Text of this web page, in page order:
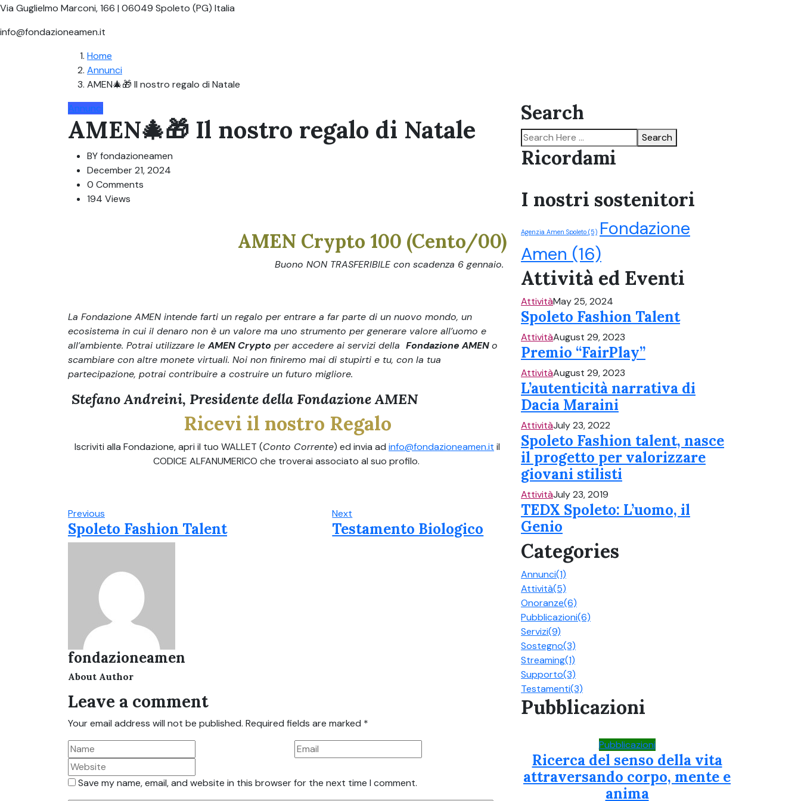
Via Guglielmo Marconi, 166 | 06049 Spoleto (PG) Italia
info@fondazioneamen.it
Home
Annunci
AMEN🎄🎁 Il nostro regalo di Natale
Annunci
AMEN🎄🎁 Il nostro regalo di Natale
BYfondazioneamen
December 21, 2024
0 Comments
194 Views
AMEN Crypto 100 (Cento/00)
Buono NON TRASFERIBILE con scadenza 6 gennaio.
La Fondazione AMEN intende farti un regalo per entrare a far parte di un nuovo mondo, un
ecosistema in cui il denaro non è un valore ma uno strumento per generare valore all’uomo e
all’ambiente. Potrai utilizzare leAMEN Crypto per accedere ai servizi della Fondazione AMENo
scambiare con altre monete virtuali. Noi non finiremo mai di stupirti e tu, con la tua
partecipazione, potrai contribuire a costruire un futuro migliore.
Stefano Andreini, Presidente della Fondazione AMEN
Ricevi il nostro Regalo
Iscriviti alla Fondazione, apri il tuo WALLET (Conto Corrente) ed invia ad info@fondazioneamen.it il
CODICE ALFANUMERICO che troverai associato al suo profilo.
Previous
Spoleto Fashion Talent
Next
Testamento Biologico
fondazioneamen
About Author
Leave a comment
Your email address will not be published. Required fields are marked *
Save my name, email, and website in this browser for the next time I comment.
Search
Search
Ricordami
I nostri sostenitori
Agenzia Amen Spoleto (5) Fondazione
Amen (16)
Attività ed Eventi
AttivitàMay 25, 2024
Spoleto Fashion Talent
AttivitàAugust 29, 2023
Premio “FairPlay”
AttivitàAugust 29, 2023
L’autenticità narrativa di
Dacia Maraini
AttivitàJuly 23, 2022
Spoleto Fashion talent, nasce
il progetto per valorizzare
giovani stilisti
AttivitàJuly 23, 2019
TEDX Spoleto: L’uomo, il
Genio
Categories
Annunci(1)
Attività(5)
Onoranze(6)
Pubblicazioni(6)
Servizi(9)
Sostegno(3)
Streaming(1)
Supporto(3)
Testamenti(3)
Pubblicazioni
Pubblicazioni
Ricerca del senso della vita
attraversando corpo, mente e
anima